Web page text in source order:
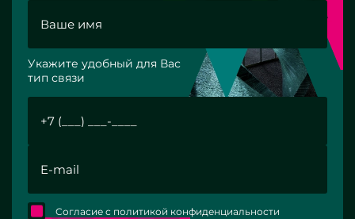
Укажите удобный для Вас
тип связи
Согласие с политикой конфиденциальности